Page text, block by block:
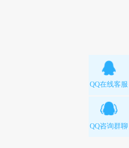
QQ在线客服
QQ咨询群聊